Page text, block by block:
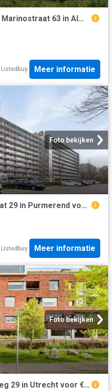
Appartement te koop San Marinostraat 63 in Almere voor € 295.000
Listedbuy Meer informatie
Foto bekijken
Huis te koop Papaverstraat 29 in Purmerend voor € 345.000
Listedbuy Meer informatie
Foto bekijken
Huis te koop Bethlehemweg 29 in Utrecht voor € 650.000